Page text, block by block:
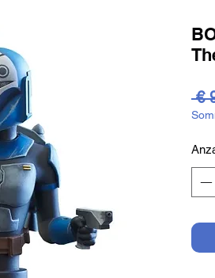
€